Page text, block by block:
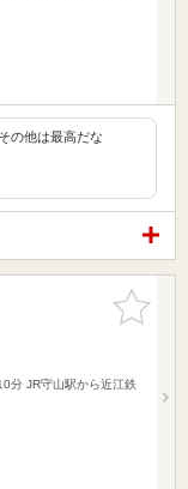
の他は最高だな
お気に入
りに追加
分 JR守山駅から近江鉄